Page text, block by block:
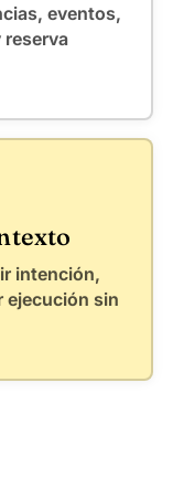
eventos,
intención,
ejecución sin